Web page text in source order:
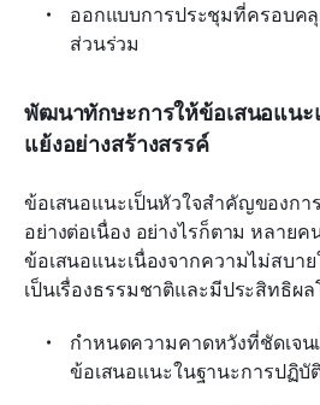
ออกแบบการประชุมที่ครอบค
ส่วนร่วม
พัฒนาทักษะการให้ข้อเสนอแน
แย้งอย่างสร้างสรรค์
ข้อเสนอแนะเป็นหัวใจสำคัญของกา
อย่างต่อเนื่อง อย่างไรก็ตาม หลาย
ข้อเสนอแนะเนื่องจากความไม่สบา
เป็นเรื่องธรรมชาติและมีประสิทธิผล
กำหนดความคาดหวังที่ชัดเจน
ข้อเสนอแนะในฐานะการปฏิบั